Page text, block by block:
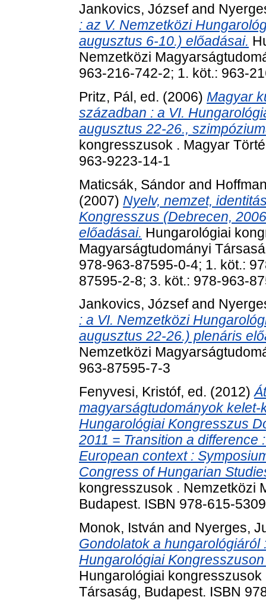
Jankovics, Józsefand
: az V. Nemzetközi
augusztus 6-10.) előadásai.
Nemzetközi
963-216-742-2; 1. köt.: 963-
Pritz, Pál, ed. (2006) Magyar
században : a VI.
augusztus 22-26.,
kongresszusok . Magyar
963-9223-14-1
Maticsák, Sándor and
(2007) Nyelv, nemzet,
Kongresszus (Debrecen,
előadásai. Hungarológiai
Magyarságtudományi
978-963-87595-0-4; 1. köt.:
87595-2-8; 3. köt.: 978-963-
Jankovics, Józsefand
: a VI. Nemzetközi
augusztus 22-26.) plenáris
Nemzetközi
963-87595-7-3
Fenyvesi, Kristóf, ed. (2012)
magyarságtudományok
Hungarológiai Kongresszus
2011 = Transition a
European context :
Congress of Hungarian
kongresszusok . Nemzetközi
Budapest. ISBN 978-615-
Monok, István and Nyerges,
Gondolatok a
Hungarológiai
Hungarológiai
Társaság, Budapest. ISBN